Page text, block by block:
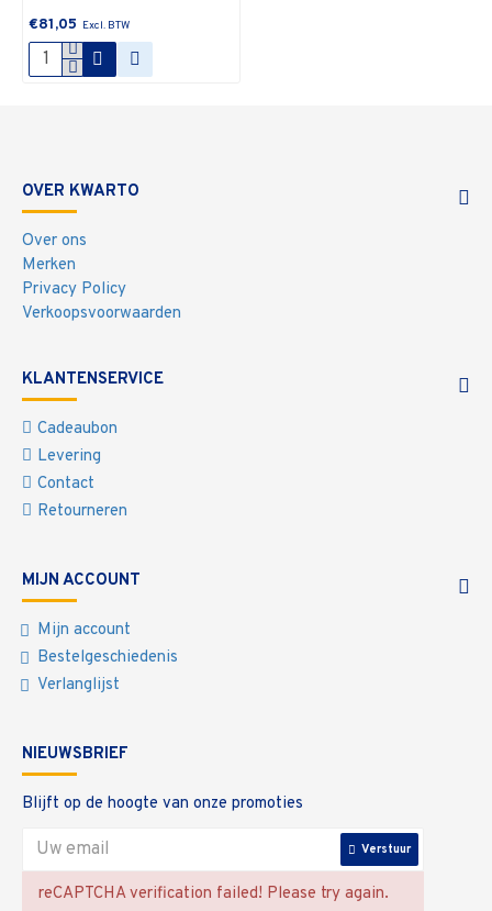
€81,05
OVER KWARTO
Over ons
Merken
Privacy Policy
Verkoopsvoorwaarden
KLANTENSERVICE
Cadeaubon
Levering
Contact
Retourneren
MIJN ACCOUNT
Mijn account
Bestelgeschiedenis
Verlanglijst
NIEUWSBRIEF
Blijft op de hoogte van onze promoties
Verstuur
reCAPTCHA verification failed! Please try again.